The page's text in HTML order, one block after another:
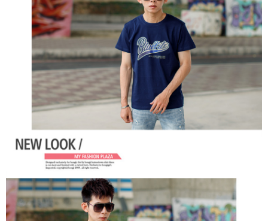
３．收到繳費通知簡訊後14天內，點擊此簡訊中的連結，可透過四大超商／
ATM／網路銀行／等多元方式進行付款，方視為交易完成。
※ 請注意：結帳手續完成當下不需立刻繳費，但若您需要取消訂單，請聯絡
購買商品的店家。未經商家同意取消之訂單仍視為有效，需透過AFTEE先享
後付繳納相關費用。
※ 交易是否成功請以「AFTEE先享後付 」之結帳頁面顯示為準，若有關於
是否繳費成功／繳費後需取消欲退款等相關疑問，請聯繫「AFTEE先享後付
客戶支援中心」https://netprotections.freshdesk.com/support/home
【注意事項】
１．透過由恩沛科技股份有限公司提供之「AFTEE先享後付」服務完成之交
易，需依本服務之必要範圍內提供個人資料，並將交易相關給付款項請求債
權轉讓予恩沛科技股份有限公司。
２．關於個人資料處理事宜，請瀏覽以下網址：
https://aftee.tw/terms/#terms3
「AFTEE先享後付」，若未經同意申辦者引起之損失，本公司不負相關責
任。
４．使用「AFTEE先享後付」時，將依據個別帳號之用戶狀況，依本公司即
時審查核予不同之上限額度；若仍有額度不足之情形，本公司將視審查結果
每筆NT$80，滿NT$1,800(含以上)免運費
7-11付款取貨
每筆NT$80，滿NT$1,800(含以上)免運費
先付款後7-11取貨
每筆NT$80，滿NT$1,800(含以上)免運費
每筆NT$120，滿NT$3,000(含以上)免運費